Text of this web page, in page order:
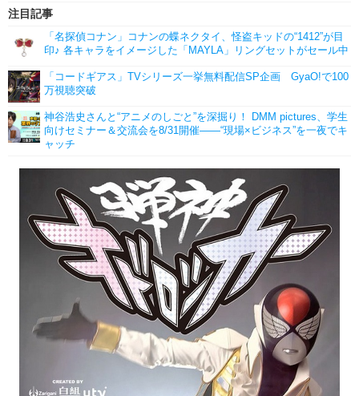
注目記事
「名探偵コナン」コナンの蝶ネクタイ、怪盗キッドの“1412”が目
印♪ 各キャラをイメージした「MAYLA」リングセットがセール中
「コードギアス」TVシリーズ一挙無料配信SP企画 GyaO!で100
万視聴突破
神谷浩史さんと“アニメのしごと”を深掘り！ DMM pictures、学生
向けセミナー＆交流会を8/31開催――“現場×ビジネス”を一夜でキ
ャッチ